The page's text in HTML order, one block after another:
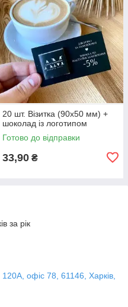
20 шт. Візитка (90х50 мм) +
шоколад із логотипом
Готово до відправки
33,90 ₴
за рік
офіс 78, 61146, Харків,